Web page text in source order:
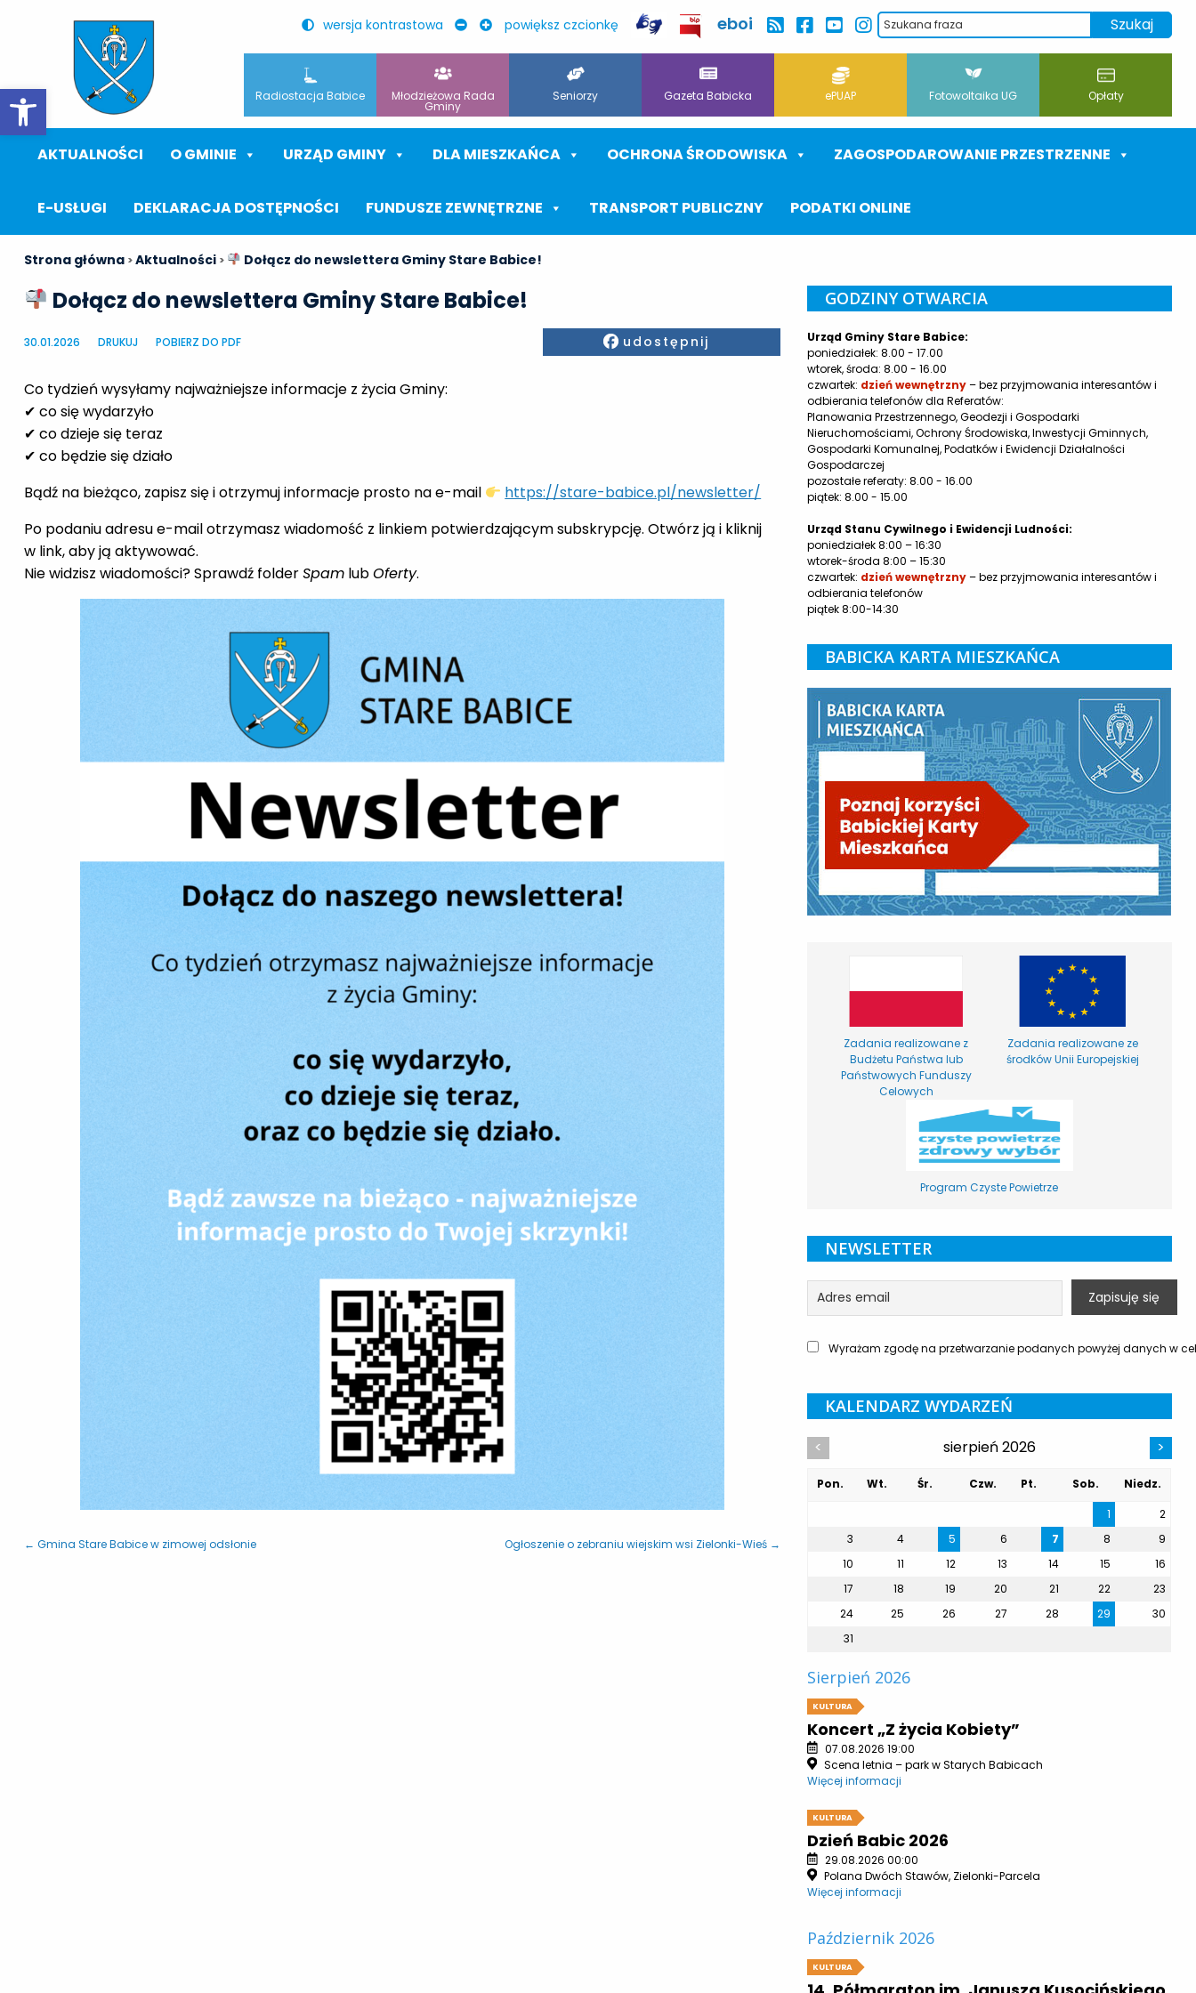
Otwórz pasek narzędzi
wersja kontrastowa powiększ czcionkę eboi
Radiostacja Babice Młodzieżowa Rada
Gminy
Seniorzy Gazeta Babicka ePUAP Fotowoltaika UG Opłaty
AKTUALNOŚCI O GMINIE URZĄD GMINY DLA MIESZKAŃCA OCHRONA ŚRODOWISKA ZAGOSPODAROWANIE PRZESTRZENNE
E-USŁUGI DEKLARACJA DOSTĘPNOŚCI FUNDUSZE ZEWNĘTRZNE TRANSPORT PUBLICZNY PODATKI ONLINE
Strona główna >Aktualności > Dołącz do newslettera Gminy Stare Babice!
Dołącz do newslettera Gminy Stare Babice!
30.01.2026 DRUKUJ POBIERZ DO PDF Facebook
udostępnij
Co tydzień wysyłamy najważniejsze informacje z życia Gminy:
✔ co się wydarzyło
✔ co dzieje się teraz
✔ co będzie się działo
Bądź na bieżąco, zapisz się i otrzymuj informacje prosto na e-mail
https://stare-babice.pl/newsletter/
Po podaniu adresu e-mail otrzymasz wiadomość z linkiem potwierdzającym subskrypcję. Otwórz ją i kliknij
w link, aby ją aktywować.
Nie widzisz wiadomości? Sprawdź folderSpam lubOferty.
← Gmina Stare Babice w zimowej odsłonie Ogłoszenie o zebraniu wiejskim wsi Zielonki-Wieś →
GODZINY OTWARCIA
Urząd Gminy Stare Babice:
poniedziałek: 8.00 - 17.00
wtorek, środa: 8.00 - 16.00
czwartek: dzień wewnętrzny– bez przyjmowania interesantów i
odbierania telefonów dla Referatów:
Planowania Przestrzennego, Geodezji i Gospodarki
Nieruchomościami, Ochrony Środowiska, Inwestycji Gminnych,
Gospodarki Komunalnej, Podatków i Ewidencji Działalności
Gospodarczej
pozostałe referaty: 8.00 - 16.00
piątek: 8.00 - 15.00
Urząd Stanu Cywilnego i Ewidencji Ludności:
poniedziałek 8:00 – 16:30
wtorek-środa 8:00 – 15:30
czwartek: dzień wewnętrzny– bez przyjmowania interesantów i
odbierania telefonów
piątek 8:00-14:30
BABICKA KARTA MIESZKAŃCA
Zadania realizowane z
Budżetu Państwa lub
Państwowych Funduszy
Celowych
Zadania realizowane ze
środków Unii Europejskiej
Program Czyste Powietrze
NEWSLETTER
Wyrażam zgodę na przetwarzanie podanych powyżej danych w
KALENDARZ WYDARZEŃ
< sierpień 2026 >
Pon. Wt. Śr. Czw. Pt. Sob.
Niedz.
1
2
3
4 5 6 7 8
9
10
11 12 13 14 15
16
17
18 19 20 21 22
23
24
25 26 27 28 29
30
31
Sierpień 2026
KULTURA
Koncert „Z życia Kobiety”
07.08.2026 19:00
Scena letnia – park w Starych Babicach
Więcej informacji
KULTURA
Dzień Babic 2026
29.08.2026 00:00
Polana Dwóch Stawów, Zielonki-Parcela
Więcej informacji
Październik 2026
KULTURA